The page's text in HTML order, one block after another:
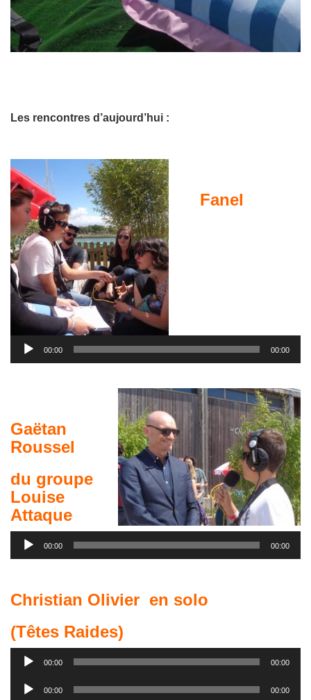
Les rencontres d’aujourd’hui :
Fanel
00:00 00:00
Gaëtan
Roussel
du groupe
Louise
Attaque
Lecteur
audio
00:00 00:00
Christian Olivier en solo
(Têtes Raides)
Lecteur
audio
00:00 00:00
Lecteur
audio
00:00 00:00